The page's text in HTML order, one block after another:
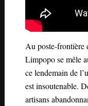
Au poste-frontière
Limpopo se mêle
ce lendemain de
est insoutenable.
artisans